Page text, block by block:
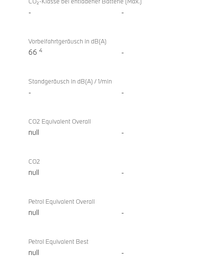
- -
Vorbeifahrtgeräusch in dB(A)
66 4 -
Standgeräusch in dB(A) / 1/min
- -
CO2 Equivalent Overall
null -
CO2
null -
Petrol Equivalent Overall
null -
Petrol Equivalent Best
null -